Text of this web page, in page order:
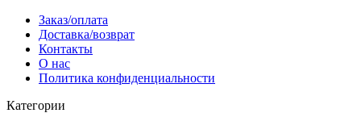
Заказ/оплата
Доставка/возврат
Контакты
О нас
Политика конфиденциальности
Категории